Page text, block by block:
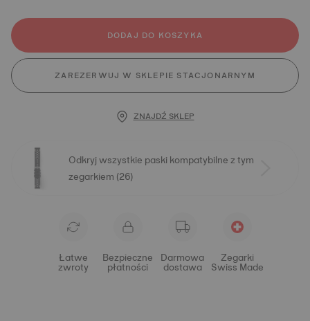
DODAJ DO KOSZYKA
ZAREZERWUJ W SKLEPIE STACJONARNYM
ZNAJDŹ SKLEP
Odkryj wszystkie paski kompatybilne z tym
zegarkiem (26)
Łatwe
zwroty
Bezpieczne
płatności
Darmowa
dostawa
Zegarki
Swiss Made